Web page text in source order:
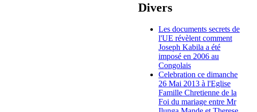
Divers
Les documents secrets de
l'UE révèlent comment
Joseph Kabila a été
imposé en 2006 au
Congolais
Celebration ce dimanche
26 Mai 2013 à l'Eglise
Famille Chretienne de la
Foi du mariage entre Mr